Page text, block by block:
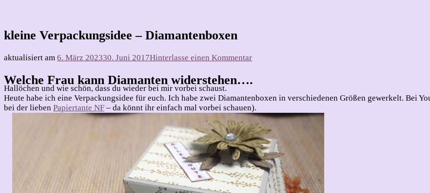
kleine Verpackungsidee – Diamantenboxen
aktualisiert am 6. März 202330. Juni 2017Hinterlasse einen Kommentarzu
–
Diamantenboxen
Welche Frau kann Diamanten widerstehen….
Hallöchen und wie schön, dass du wieder bei mir vorbei schaust.
Heute habe ich eine Verpackungsidee für euch. Ich habe zwei Diamantenboxen in verschiedenen Größen gewerkelt. Bei
bei der lieben Papiertante NF – da könnt ihr einfach mal vorbei schauen).